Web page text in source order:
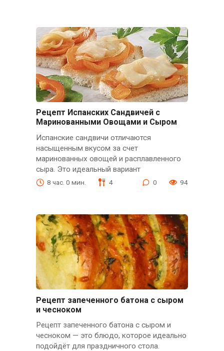
Рецепт Испанских Сандвичей с
Маринованными Овощами и Сыром
Испанские сандвичи отличаются
насыщенным вкусом за счет
маринованных овощей и расплавленного
сыра. Это идеальный вариант
8 час. 0 мин. 4 0 94
Рецепт запеченного батона с сыром
и чесноком
Рецепт запеченного батона с сыром и
чесноком — это блюдо, которое идеально
подойдёт для праздничного стола.